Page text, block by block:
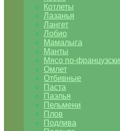
Котлеты
Лазанья
Лангет
Лобио
Мамалыга
Манты
Мясо по-французски
Омлет
Отбивные
Паста
Паэлья
Пельмени
Плов
Подлива